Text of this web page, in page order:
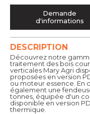
DESCRIPTION
Découvrez notre
traitement des bois
verticales Mary Agri
proposées en version
ou moteur essence.
également une
tonnes, équipée d'un
disponible en version
thermique.
Demande
d'informations